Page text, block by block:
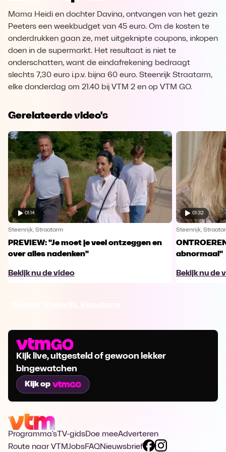
Mama Heidi en dochter Davina, ontvangen van het gezin
Peeters een weekbudget van 45 euro. Om de kosten te
onderdrukken gaan ze, met uitgeknipte coupons, inkopen
doen in de supermarkt. Het resultaat is niet te
onderschatten, want de eindafrekening bedraagt
slechts 7,30 euro i.p.v. bijna 60 euro. Steenrijk Straatarm,
elke donderdag om 21.40 bij VTM 2 en op VTM GO.
Gerelateerde video's
01:14
Steenrijk, Straatarm
PREVIEW: "Je moet je veel ontzeggen en
over alles nadenken"
Bekijk nu de video
01:32
Steenrijk,
abnormaal"
Bekijk nu de
Kijk live, uitgesteld of gewoon lekker
bingewatchen
Kijk op
Programma's TV-gidsDoe meeAdverteren
Route naar VTMJobsFAQNieuwsbrief